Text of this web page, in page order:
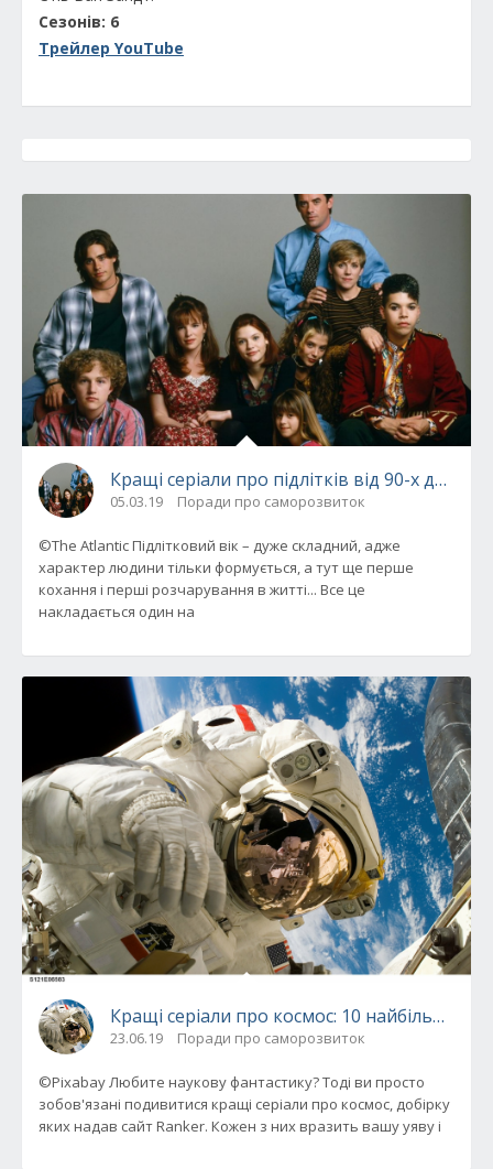
Сезонів: 6
Трейлер YouTube
Кращі серіали про підлітків від 90-х до
05.03.19 Поради про саморозвиток
©The Atlantic Підлітковий вік – дуже складний, адже
характер людини тільки формується, а тут ще перше
кохання і перші розчарування в житті... Все це
накладається один на
Кращі серіали про космос: 10 найбільш
23.06.19 Поради про саморозвиток
©Pixabay Любите наукову фантастику? Тоді ви просто
зобов'язані подивитися кращі серіали про космос, добірку
яких надав сайт Ranker. Кожен з них вразить вашу уяву і